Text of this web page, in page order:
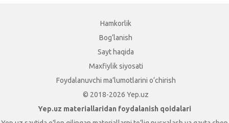
Hamkorlik
Bog‘lanish
Sayt haqida
Maxfiylik siyosati
Foydalanuvchi ma’lumotlarini o‘chirish
© 2018-2026 Yep.uz
Yep.uz materiallaridan foydalanish qoidalari